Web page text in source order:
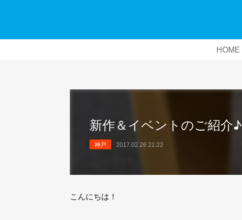
HOME
新作＆イベントのご紹介♪
神戸 2017.02.26 21:22
こんにちは！